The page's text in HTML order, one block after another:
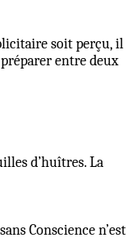
soit perçu, il
entre deux
d’huîtres. La
Conscience n’est